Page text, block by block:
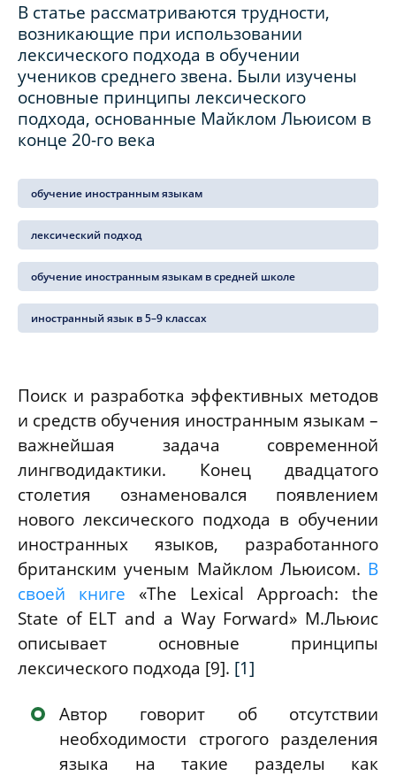
В статье рассматриваются трудности,
возникающие при использовании
лексического подхода в обучении
учеников среднего звена. Были изучены
основные принципы лексического
подхода, основанные Майклом Льюисом в
конце 20-го века
обучение иностранным языкам
лексический подход
обучение иностранным языкам в средней школе
иностранный язык в 5–9 классах
Поиск и разработка эффективных методов
и средств обучения иностранным языкам –
важнейшая задача современной
лингводидактики. Конец двадцатого
столетия ознаменовался появлением
нового лексического подхода в обучении
иностранных языков, разработанного
британским ученым Майклом Льюисом. В
своей книге «The Lexical Approach: the
State of ELT and a Way Forward» М.Льюис
описывает основные принципы
лексического подхода [9]. [1]
Автор говорит об отсутствии
необходимости строгого разделения
языка на такие разделы как